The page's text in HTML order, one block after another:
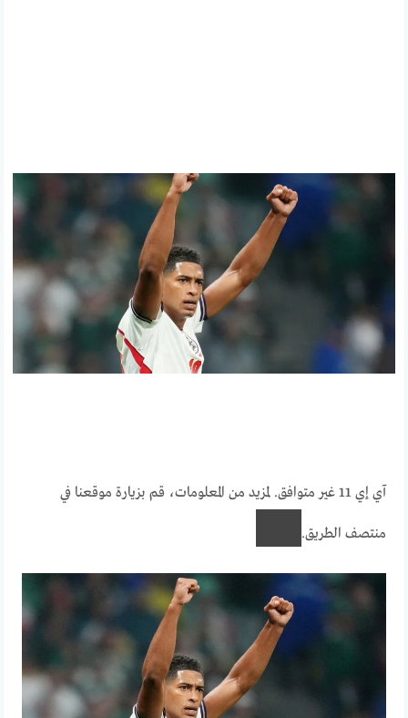
آي إي 11 غير متوافق. لمزيد من المعلومات، قم بزيارة موقعنا في
منتصف الطريق.